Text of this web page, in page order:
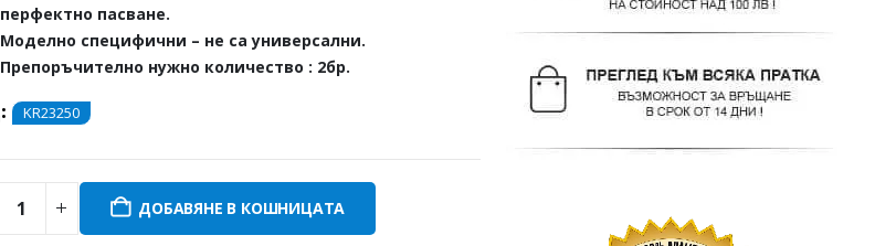
перфектно пасване.
Моделно специфични – не са универсални.
Препоръчително нужно количество : 2бр.
KR23250
ДОБАВЯНЕ В КОШНИЦАТА